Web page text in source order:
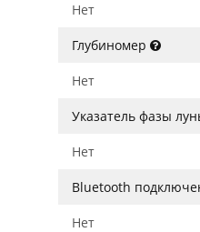
Нет
Глубиномер
Нет
Указатель фазы
Нет
Bluetooth
Нет